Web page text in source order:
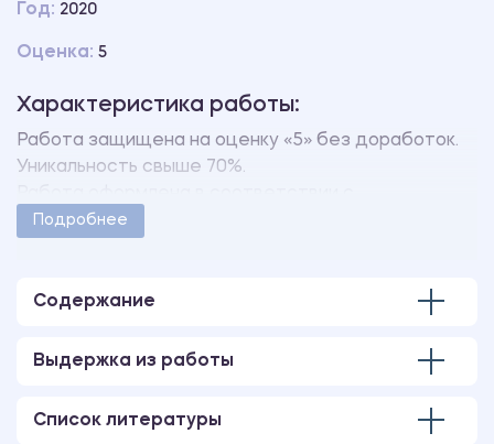
Год: 2020
Оценка: 5
Характеристика работы:
Работа защищена на оценку «5» без доработок.
Уникальность свыше 70%.
методическими указаниями учебного заведения.
выполненная в программе MS PowerPoint.
ПРИЛОЖЕНИЕ 1 Анкета опроса.
ПРИЛОЖЕНИЕ 2 План проводимых мероприятий
Подробнее
Содержание
Выдержка из работы
Список литературы